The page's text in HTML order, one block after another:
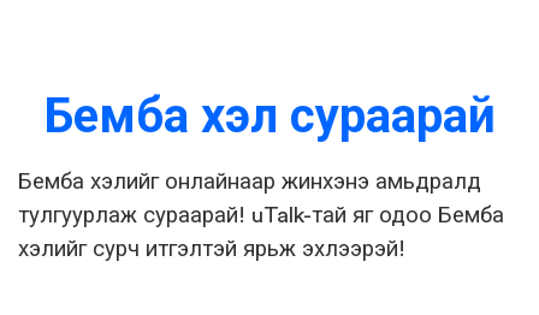
Бемба хэл сураарай
Бемба хэлийг онлайнаар жинхэнэ амьдралд
тулгуурлаж сураарай! uTalk-тай яг одоо Бемба
хэлийг сурч итгэлтэй ярьж эхлээрэй!